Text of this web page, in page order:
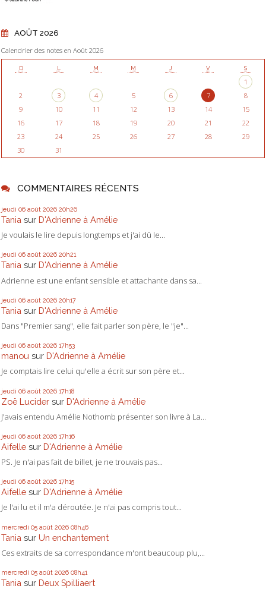
AOÛT 2026
Calendrier des notes en Août 2026
D L M M J V S
1
2
3 4 5 6 7
8
9
10 11 12 13 14
15
16
17 18 19 20 21
22
23
24 25 26 27 28
29
30
31
COMMENTAIRES RÉCENTS
jeudi 06 août 2026 20h26
Tania sur D'Adrienne à Amélie
Je voulais le lire depuis longtemps et j'ai dû le...
jeudi 06 août 2026 20h21
Tania sur D'Adrienne à Amélie
Adrienne est une enfant sensible et attachante dans sa...
jeudi 06 août 2026 20h17
Tania sur D'Adrienne à Amélie
Dans "Premier sang", elle fait parler son père, le "je"...
jeudi 06 août 2026 17h53
manou sur D'Adrienne à Amélie
Je comptais lire celui qu'elle a écrit sur son père et...
jeudi 06 août 2026 17h18
Zoë Lucider sur D'Adrienne à Amélie
J'avais entendu Amélie Nothomb présenter son livre à La...
jeudi 06 août 2026 17h16
Aifelle sur D'Adrienne à Amélie
PS. Je n'ai pas fait de billet, je ne trouvais pas...
jeudi 06 août 2026 17h15
Aifelle sur D'Adrienne à Amélie
Je l'ai lu et il m'a déroutée. Je n'ai pas compris tout...
mercredi 05 août 2026 08h46
Tania sur Un enchantement
Ces extraits de sa correspondance m'ont beaucoup plu,...
mercredi 05 août 2026 08h41
Tania sur Deux Spilliaert